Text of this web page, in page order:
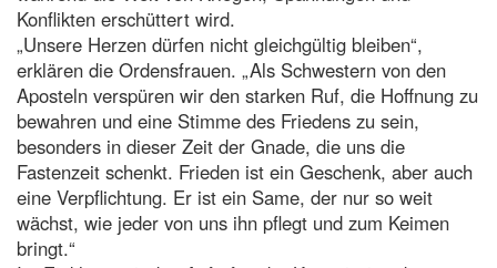
Konflikten erschüttert wird.
„Unsere Herzen dürfen nicht gleichgültig bleiben“,
erklären die Ordensfrauen. „Als Schwestern von den
Aposteln verspüren wir den starken Ruf, die Hoffnung zu
bewahren und eine Stimme des Friedens zu sein,
besonders in dieser Zeit der Gnade, die uns die
Fastenzeit schenkt. Frieden ist ein Geschenk, aber auch
eine Verpflichtung. Er ist ein Same, der nur so weit
wächst, wie jeder von uns ihn pflegt und zum Keimen
bringt.“